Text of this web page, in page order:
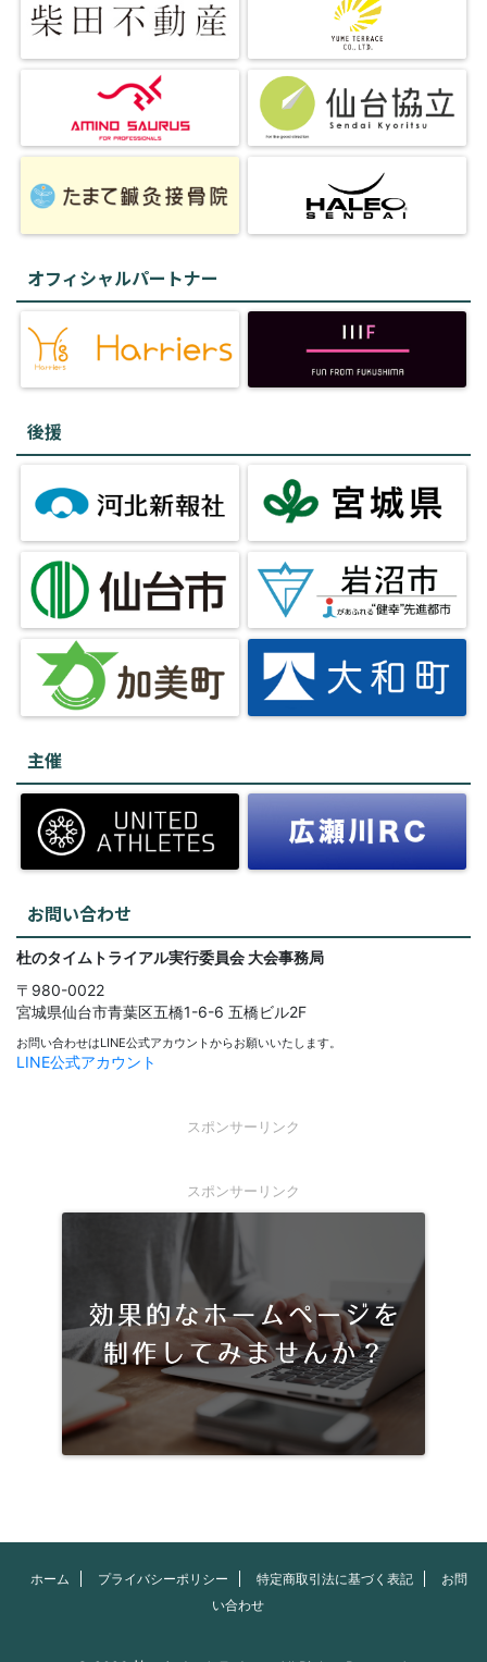
オフィシャルパートナー
後援
主催
お問い合わせ
杜のタイムトライアル実行委員会 大会事務局
〒980-0022
宮城県仙台市青葉区五橋1-6-6 五橋ビル2F
お問い合わせはLINE公式アカウントからお願いいたします。
LINE公式アカウント
スポンサーリンク
スポンサーリンク
ホーム プライバシーポリシー 特定商取引法に基づく表記
お問
い合わせ